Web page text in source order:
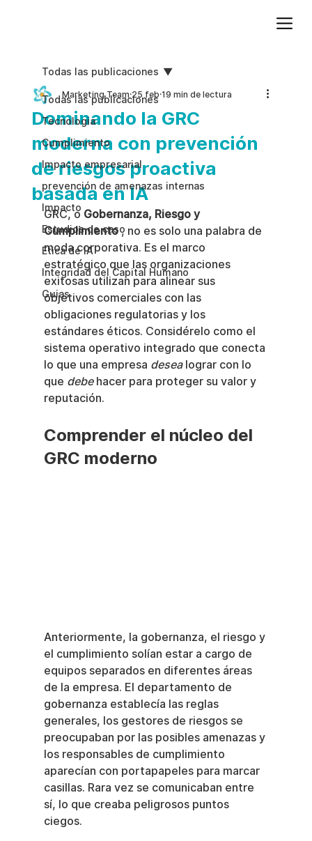
Todas las publicaciones
Tecnologia
Cumplimiento
Impacto empresarial
prevención de amenazas internas
Impacto
Estudios de caso
Etica de IA
Integridad del Capital Humano
Guias
Todas las publicaciones
Dominando la GRC
moderna con prevención
de riesgos proactiva
basada en IA
Marketing Team 25 feb 19 min de lectura
GRC, o Gobernanza, Riesgo y
Cumplimiento , no es solo una palabra de
moda corporativa. Es el marco
estratégico que las organizaciones
exitosas utilizan para alinear sus
objetivos comerciales con las
obligaciones regulatorias y los
estándares éticos. Considérelo como el
sistema operativo integrado que conecta
lo que una empresa desea lograr con lo
que debe hacer para proteger su valor y
reputación.
Comprender el núcleo del
GRC moderno
Anteriormente, la gobernanza, el riesgo y
el cumplimiento solían estar a cargo de
equipos separados en diferentes áreas
de la empresa. El departamento de
gobernanza establecía las reglas
generales, los gestores de riesgos se
preocupaban por las posibles amenazas y
los responsables de cumplimiento
aparecían con portapapeles para marcar
casillas. Rara vez se comunicaban entre
sí, lo que creaba peligrosos puntos
ciegos.